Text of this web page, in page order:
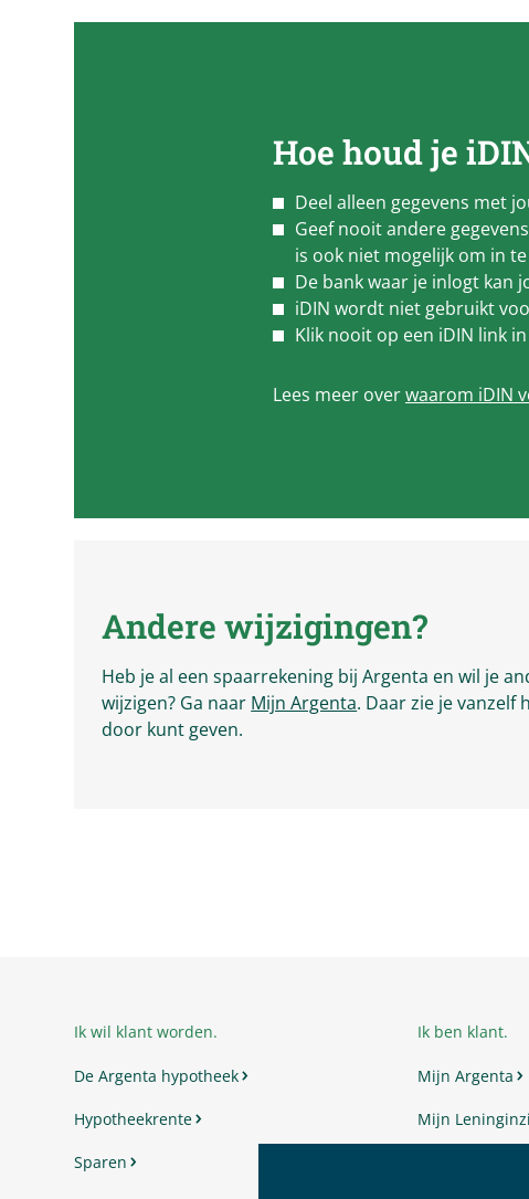
Hoe houd je
Deel alleen gegevens met
Geef nooit andere
is ook niet mogelijk om in
De bank waar je inlogt kan
iDIN wordt niet gebruikt
Klik nooit op een iDIN link
Lees meer overwaarom iDIN
Andere wijzigingen?
Heb je al een spaarrekening bij Argenta en wil je
wijzigen? Ga naar Mijn Argenta. Daar zie je vanzelf
door kunt geven.
Ik wil klant worden.
De Argenta hypotheek
Hypotheekrente
Sparen
Ik ben klant.
Mijn Argenta
Mijn